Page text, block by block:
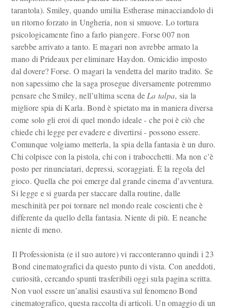
tarantola). Smiley, quando umilia Estherase minacciandolo di
un ritorno forzato in Ungheria, non si smuove. Lo tortura
psicologicamente fino a farlo piangere. Forse 007 non
sarebbe arrivato a tanto. E magari non avrebbe armato la
mano di Prideaux per eliminare Haydon. Omicidio imposto
dal dovere? Forse. O magari la vendetta del marito tradito. Se
non sapessimo che la saga prosegue diversamente potremmo
pensare che Smiley, nell’ultima scena de La talpa, sia la
migliore spia di Karla. Bond è spietato ma in maniera diversa
come solo gli eroi di quel mondo ideale - che poi è ciò che
chiede chi legge per evadere e divertirsi - possono essere.
Comunque volgiamo metterla, la spia della fantasia è un duro.
Chi colpisce con la pistola, chi con i trabocchetti. Ma non c’è
posto per rinunciatari, depressi, scoraggiati. È la regola del
gioco. Quella che poi emerge dal grande cinema d’avventura.
Si legge e si guarda per staccare dalla routine, dalle
meschinità per poi tornare nel mondo reale coscienti che è
differente da quello della fantasia. Niente di più. E neanche
niente di meno.
Il Professionista (e il suo autore) vi racconteranno quindi i 23
Bond cinematografici da questo punto di vista. Con aneddoti,
curiosità, cercando spunti trasferibili oggi sula pagina scritta.
Non vuol essere un’analisi esaustiva sul fenomeno Bond
cinematografico, questa raccolta di articoli. Un omaggio di un